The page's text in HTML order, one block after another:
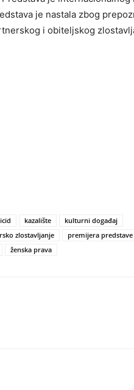
je nastala zbog
i obiteljskog
kazalište
kulturni događaj
zlostavljanje
premijera predstave
ženska prava